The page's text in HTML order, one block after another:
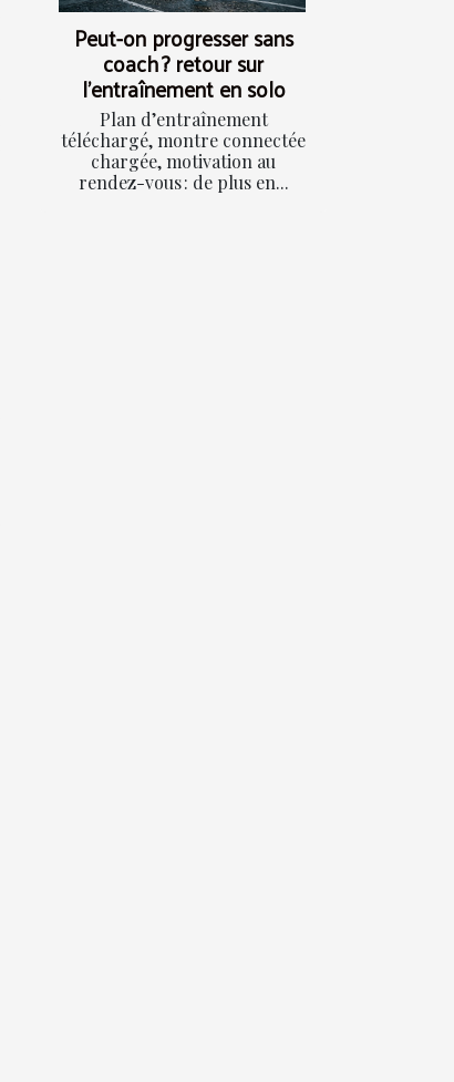
Peut-on progresser sans
coach ? retour sur
l’entraînement en solo
Plan d’entraînement
téléchargé, montre connectée
chargée, motivation au
rendez-vous : de plus en...